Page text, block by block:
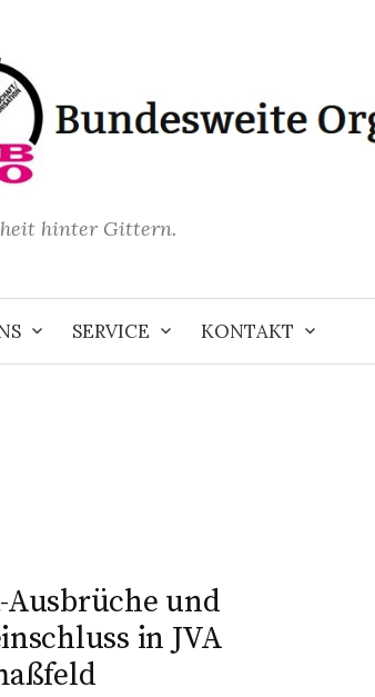
hinter Gittern.
SERVICE KONTAKT
Ausbrüche und
in JVA